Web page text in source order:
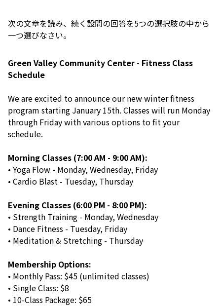
次の文章を読み、続く設問の回答を5つの選択肢の中から
一つ選びなさい。
Green Valley Community Center - Fitness Class
Schedule
We are excited to announce our new winter fitness
program starting January 15th. Classes will run Monday
through Friday with various options to fit your
schedule.
Morning Classes (7:00 AM - 9:00 AM):
• Yoga Flow - Monday, Wednesday, Friday
• Cardio Blast - Tuesday, Thursday
Evening Classes (6:00 PM - 8:00 PM):
• Strength Training - Monday, Wednesday
• Dance Fitness - Tuesday, Friday
• Meditation & Stretching - Thursday
Membership Options:
• Monthly Pass: $45 (unlimited classes)
• Single Class: $8
• 10-Class Package: $65